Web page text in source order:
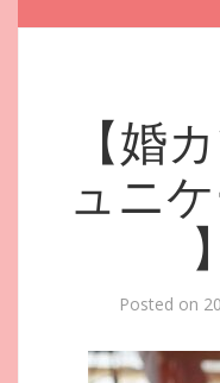
【婚
ュニ
Posted on